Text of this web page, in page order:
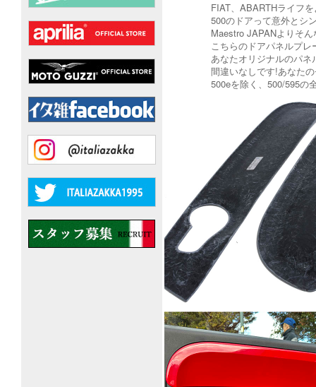
FIAT、ABARTHライフ
500のドアって意外とシ
Maestro JAPANよりそ
こちらのドアパネルプ
あなたオリジナルのパ
間違いなしです!あなた
500eを除く、500/595の